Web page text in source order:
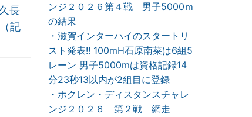
長
記
ンジ２０２６第４戦 男子5000ｍ
の結果
・滋賀インターハイのスタートリ
スト発表!! 100mH石原南菜は6組5
レーン 男子5000mは資格記録14
分23秒13以内が2組目に登録
・ホクレン・ディスタンスチャレ
ンジ２０２６ 第２戦 網走